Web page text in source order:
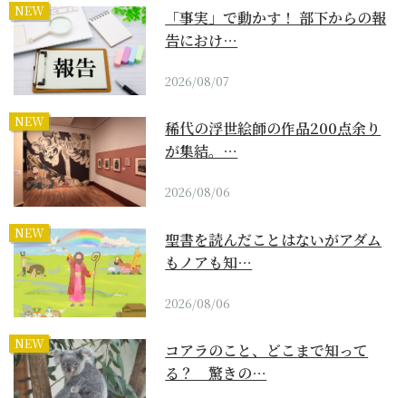
NEW
「事実」で動かす！ 部下からの報
告におけ…
2026/08/07
NEW
稀代の浮世絵師の作品200点余り
が集結。…
2026/08/06
NEW
聖書を読んだことはないがアダム
もノアも知…
2026/08/06
NEW
コアラのこと、どこまで知って
る？ 驚きの…